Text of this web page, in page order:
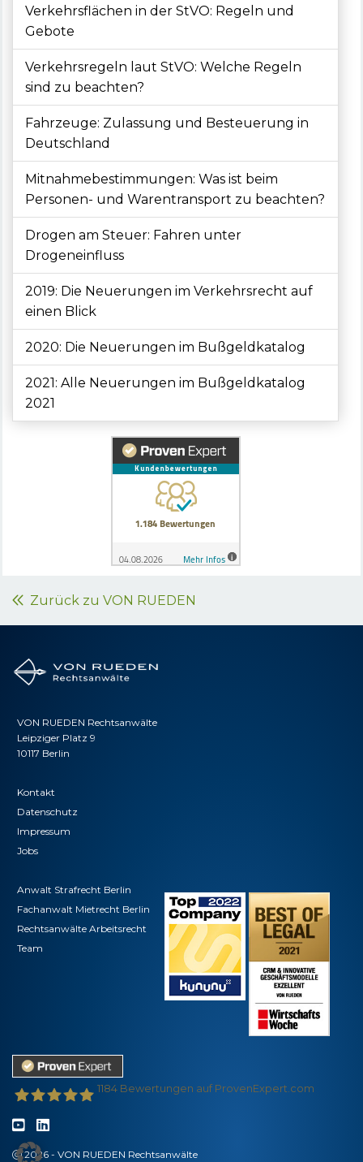
Verkehrsflächen in der StVO: Regeln und
Gebote
Verkehrsregeln laut StVO: Welche Regeln
sind zu beachten?
Fahrzeuge: Zulassung und Besteuerung in
Deutschland
Mitnahmebestimmungen: Was ist beim
Personen- und Warentransport zu beachten?
Drogen am Steuer: Fahren unter
Drogeneinfluss
2019: Die Neuerungen im Verkehrsrecht auf
einen Blick
2020: Die Neuerungen im Bußgeldkatalog
2021: Alle Neuerungen im Bußgeldkatalog
2021
Zurück zu VON RUEDEN
VON RUEDEN Rechtsanwälte
Leipziger Platz 9
10117 Berlin
Kontakt
Datenschutz
Impressum
Jobs
Anwalt Strafrecht Berlin
Fachanwalt Mietrecht Berlin
Rechtsanwälte Arbeitsrecht
Team
VON RUEDEN - Partnerschaft für Rechtsanwälte
1184 Bewertungen auf ProvenExpert.com
2026 - VON RUEDEN Rechtsanwälte